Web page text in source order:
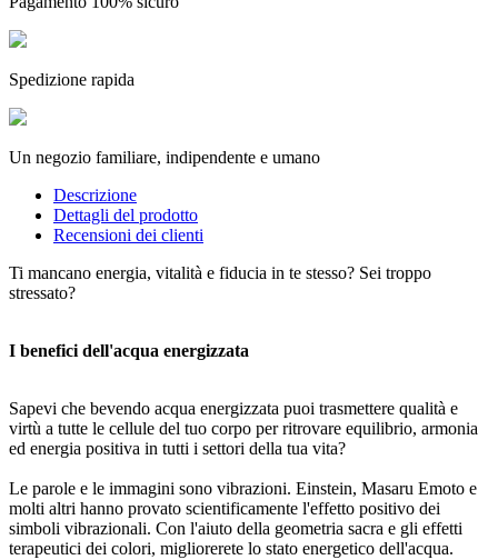
Spedizione rapida
Un negozio familiare, indipendente e umano
Descrizione
Dettagli del prodotto
Recensioni dei clienti
Ti mancano energia, vitalità e fiducia in te stesso? Sei troppo
stressato?
I benefici dell'acqua energizzata
Sapevi che bevendo acqua energizzata puoi trasmettere qualità e
virtù a tutte le cellule del tuo corpo per ritrovare equilibrio, armonia
ed energia positiva in tutti i settori della tua vita?
Le parole e le immagini sono vibrazioni. Einstein, Masaru Emoto e
molti altri hanno provato scientificamente l'effetto positivo dei
simboli vibrazionali. Con l'aiuto della geometria sacra e gli effetti
terapeutici dei colori, migliorerete lo stato energetico dell'acqua.